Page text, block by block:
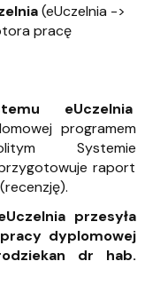
(eUczelnia ->
pracę
eUczelnia
programem
Systemie
raport
przesyła
dyplomowej
dr hab.